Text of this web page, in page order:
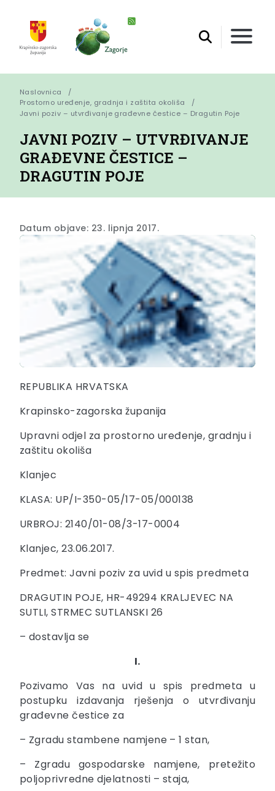
Naslovnica
Prostorno uređenje, gradnja i zaštita okoliša
Javni poziv – utvrđivanje građevne čestice – Dragutin Poje
JAVNI POZIV – UTVRĐIVANJE
GRAĐEVNE ČESTICE –
DRAGUTIN POJE
Datum objave: 23. lipnja 2017.
REPUBLIKA HRVATSKA
Krapinsko-zagorska županija
Upravni odjel za prostorno uređenje, gradnju i
zaštitu okoliša
Klanjec
KLASA: UP/I-350-05/17-05/000138
URBROJ: 2140/01-08/3-17-0004
Klanjec, 23.06.2017.
Predmet: Javni poziv za uvid u spis predmeta
DRAGUTIN POJE, HR-49294 KRALJEVEC NA
SUTLI, STRMEC SUTLANSKI 26
– dostavlja se
I.
Pozivamo Vas na uvid u spis predmeta u
postupku izdavanja rješenja o utvrđivanju
građevne čestice za
– Zgradu stambene namjene – 1 stan,
– Zgradu gospodarske namjene, pretežito
poljoprivredne djelatnosti – staja,